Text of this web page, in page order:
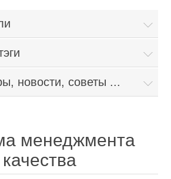
новости, советы ...
менеджмента
качества